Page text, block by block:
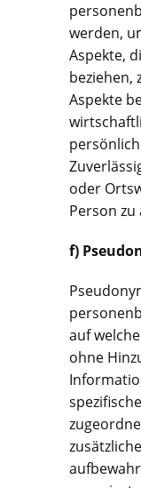
werden,
Aspekte,
beziehen,
Aspekte
oder
Person
f)
auf
ohne